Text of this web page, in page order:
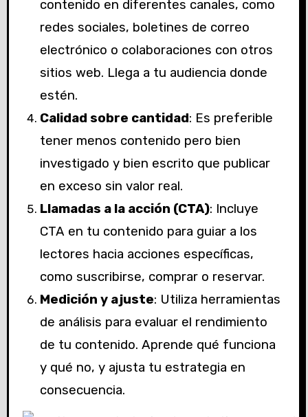
contenido en diferentes canales, como
redes sociales, boletines de correo
electrónico o colaboraciones con otros
sitios web. Llega a tu audiencia donde
estén.
Calidad sobre cantidad: Es preferible
tener menos contenido pero bien
investigado y bien escrito que publicar
en exceso sin valor real.
Llamadas a la acción (CTA): Incluye
CTA en tu contenido para guiar a los
lectores hacia acciones específicas,
como suscribirse, comprar o reservar.
Medición y ajuste: Utiliza herramientas
de análisis para evaluar el rendimiento
de tu contenido. Aprende qué funciona
y qué no, y ajusta tu estrategia en
consecuencia.